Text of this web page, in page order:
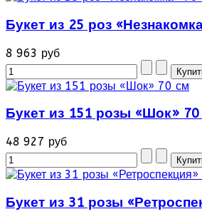
Букет из 25 роз
8 963 руб
Букет из 151 розы «Шок»
48 927 руб
Букет из 31 розы